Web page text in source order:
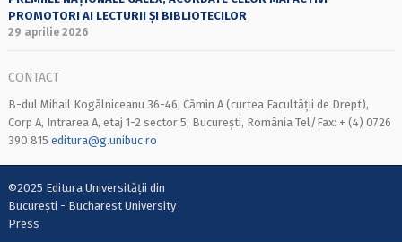
PROMOTORI AI LECTURII ȘI BIBLIOTECILOR
29 aprilie 2026
CONTACT
B-dul Mihail Kogălniceanu 36-46, Cămin A (curtea Facultății de Drept),
Corp A, Intrarea A, etaj 1-2 sector 5, București, România Tel/Fax: + (4) 0726
390 815 editura@g.unibuc.ro
©2025 Editura Universității din
București - Bucharest University
Press